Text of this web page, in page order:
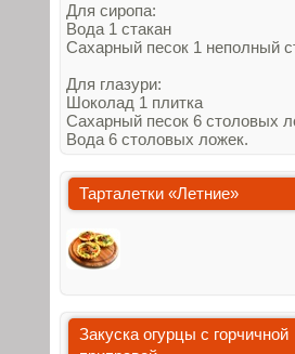
Для сиропа:
Вода 1 стакан
Сахарный песок 1 неполный
Для глазури:
Шоколад 1 плитка
Сахарный песок 6 столовых
Вода 6 столовых ложек.
Тарталетки «Летние»
Закуска огурцы с горчичной